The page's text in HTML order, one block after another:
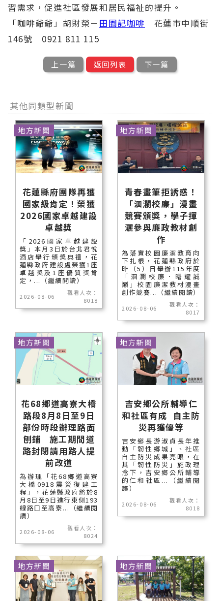
習需求，促進社區發展和居民福祉的提升。
「咖啡爺爺」胡財榮－ 田園記咖啡 花蓮市中順街
146號 0921 811 115
上一篇 返回列表 下一篇
其他同類型新聞
花蓮縣府團隊再獲
國家級肯定！榮獲
2026國家卓越建設
卓越獎
「2026國家卓越建設
獎」本月3日於台北君悅
酒店舉行頒獎典禮，花
蓮縣政府建設處榮獲1座
卓越獎及1座優質獎肯
定，...（繼續閱讀）
2026-08-06
觀看人次：
8018
地方新聞
青春畫筆拒誘惑！
「洄瀾校廉」漫畫
競賽頒獎，學子揮
灑參與廉政教材創
作
為落實校園廉潔教育向
下扎根，花蓮縣政府於
昨（5）日舉辦115年度
「洄瀾校廉．曙耀誠
巔」校園廉潔教材漫畫
創作競賽...（繼續閱讀）
2026-08-06
觀看人次：
8017
地方新聞
花68鄉道高寮大橋
路段8月8日至9日
部份時段辦理路面
刨鋪 施工期間道
路封閉請用路人提
前改道
為辦理「花68鄉道高寮
大橋0918震災復建工
程」，花蓮縣政府將於8
月8日至9日進行東側193
線路口至高寮...（繼續閱
讀）
2026-08-06
觀看人次：
8024
地方新聞
吉安鄉公所輔導仁
和社區有成 自主防
災再獲優等
吉安鄉長游淑貞長年推
動「韌性鄉城」、社區
自主防災成果亮眼，在
其「韌性防災」施政理
念下，吉安鄉公所輔導
的仁和社區...（繼續閱
讀）
2026-08-06
觀看人次：
8018
地方新聞
地方新聞 地方新聞